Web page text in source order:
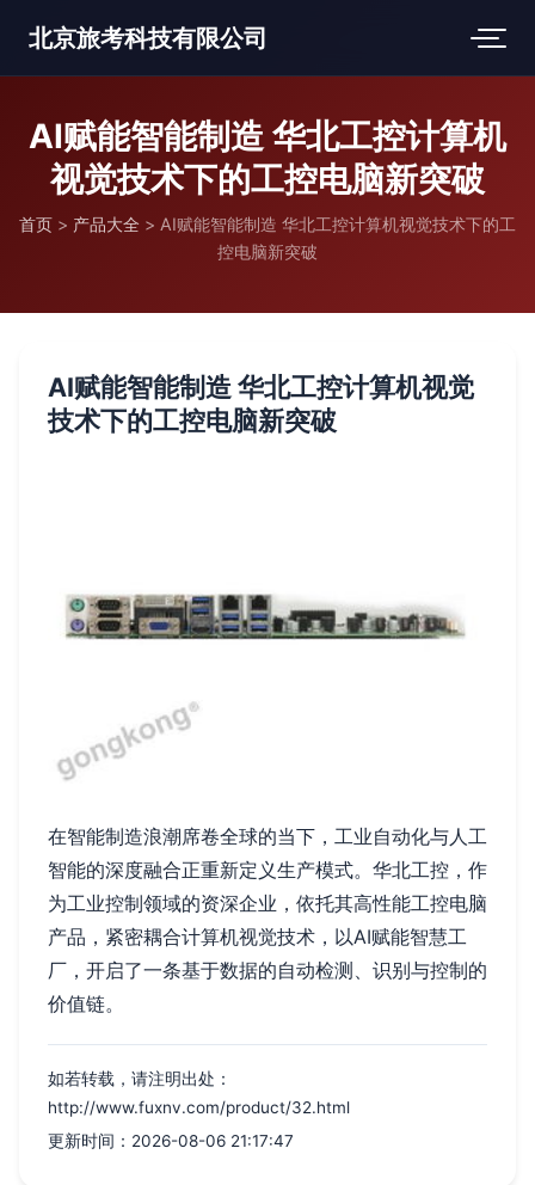
北京旅考科技有限公司
AI赋能智能制造 华北工控计算机
视觉技术下的工控电脑新突破
首页 > 产品大全 > AI赋能智能制造 华北工控计算机视觉技术下的工
控电脑新突破
AI赋能智能制造 华北工控计算机视觉
技术下的工控电脑新突破
在智能制造浪潮席卷全球的当下，工业自动化与人工
智能的深度融合正重新定义生产模式。华北工控，作
为工业控制领域的资深企业，依托其高性能工控电脑
产品，紧密耦合计算机视觉技术，以AI赋能智慧工
厂，开启了一条基于数据的自动检测、识别与控制的
价值链。
如若转载，请注明出处：
http://www.fuxnv.com/product/32.html
更新时间：2026-08-06 21:17:47